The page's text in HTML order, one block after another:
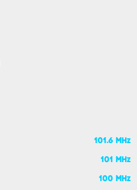
101.6 MHz
101 MHz
100 MHz